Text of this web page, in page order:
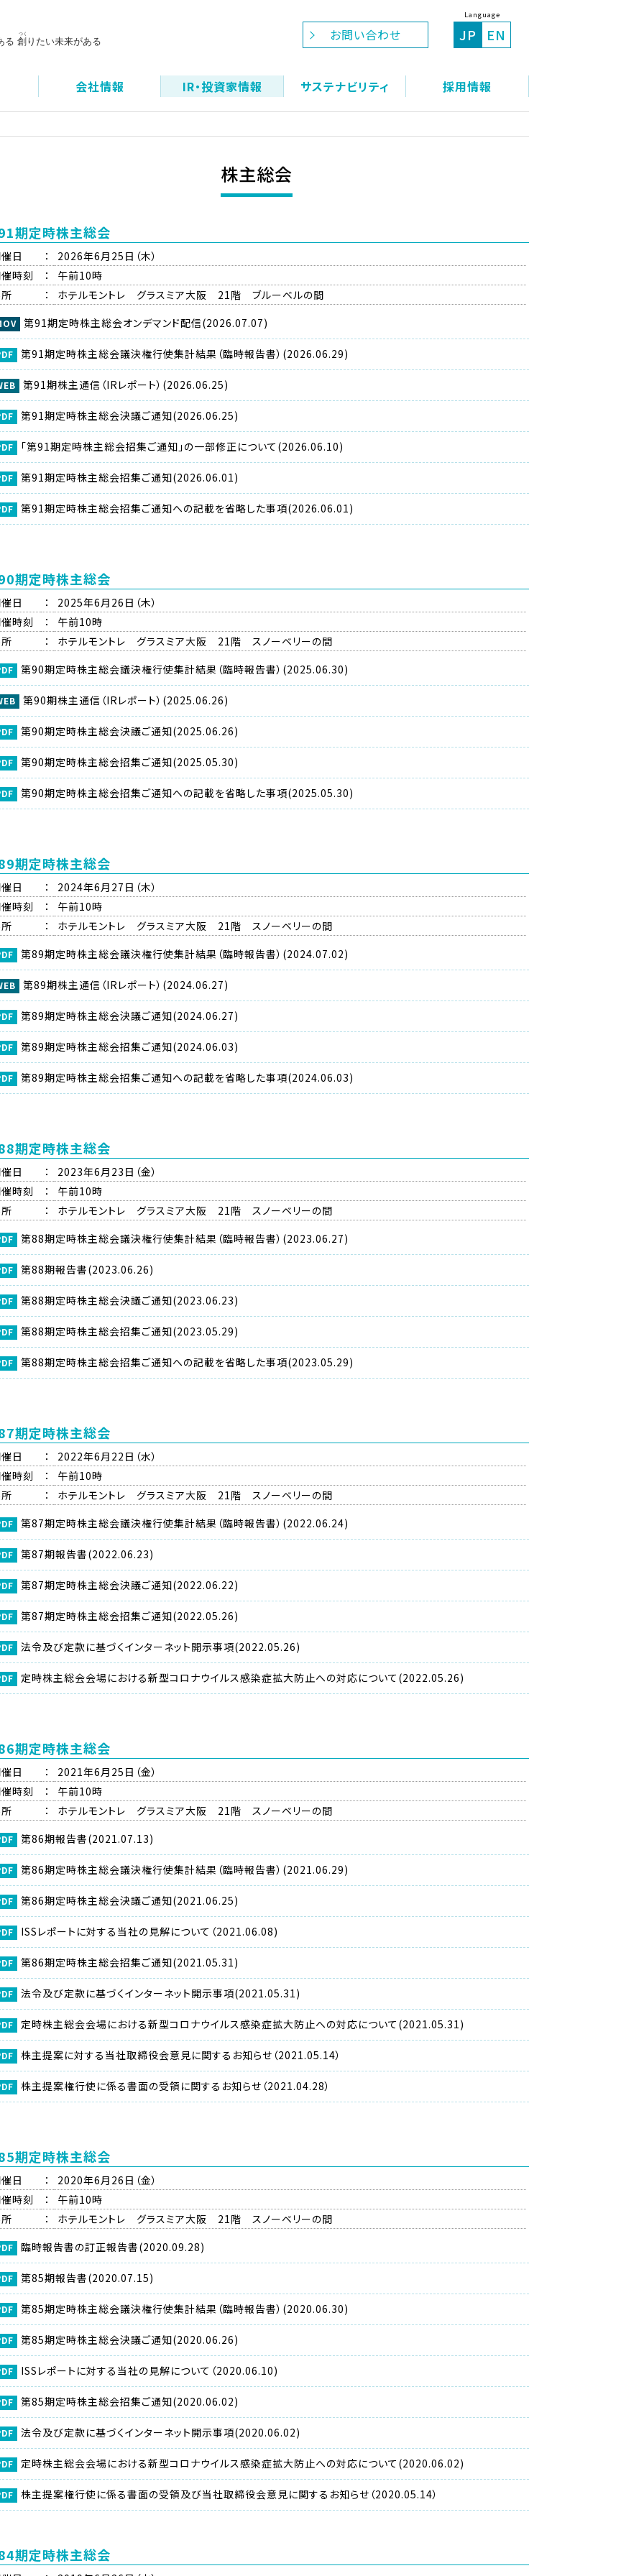
お問い合わせ
Language
JP EN
会社情報 IR・投資家情報 サステナビリティ 採用情報
株主総会
期定時株主総会
日 ：
2026年6月25日（木）
時刻
：
午前10時
：
ホテルモントレ グラスミア大阪 21階 ブルーベルの間
第91期定時株主総会オンデマンド配信(2026.07.07)
第91期定時株主総会議決権行使集計結果（臨時報告書）(2026.06.29)
第91期株主通信（IRレポート）(2026.06.25)
第91期定時株主総会決議ご通知(2026.06.25)
「第91期定時株主総会招集ご通知」の一部修正について(2026.06.10)
第91期定時株主総会招集ご通知(2026.06.01)
第91期定時株主総会招集ご通知への記載を省略した事項(2026.06.01)
期定時株主総会
日 ：
2025年6月26日（木）
時刻
：
午前10時
：
ホテルモントレ グラスミア大阪 21階 スノーベリーの間
第90期定時株主総会議決権行使集計結果（臨時報告書）(2025.06.30)
第90期株主通信（IRレポート）(2025.06.26)
第90期定時株主総会決議ご通知(2025.06.26)
第90期定時株主総会招集ご通知(2025.05.30)
第90期定時株主総会招集ご通知への記載を省略した事項(2025.05.30)
期定時株主総会
日 ：
2024年6月27日（木）
時刻
：
午前10時
：
ホテルモントレ グラスミア大阪 21階 スノーベリーの間
第89期定時株主総会議決権行使集計結果（臨時報告書）(2024.07.02)
第89期株主通信（IRレポート）(2024.06.27)
第89期定時株主総会決議ご通知(2024.06.27)
第89期定時株主総会招集ご通知(2024.06.03)
第89期定時株主総会招集ご通知への記載を省略した事項(2024.06.03)
期定時株主総会
日 ：
2023年6月23日（金）
時刻
：
午前10時
：
ホテルモントレ グラスミア大阪 21階 スノーベリーの間
第88期定時株主総会議決権行使集計結果（臨時報告書）(2023.06.27)
第88期報告書(2023.06.26)
第88期定時株主総会決議ご通知(2023.06.23)
第88期定時株主総会招集ご通知(2023.05.29)
第88期定時株主総会招集ご通知への記載を省略した事項(2023.05.29)
期定時株主総会
日 ：
2022年6月22日（水）
時刻
：
午前10時
：
ホテルモントレ グラスミア大阪 21階 スノーベリーの間
第87期定時株主総会議決権行使集計結果（臨時報告書）(2022.06.24)
第87期報告書(2022.06.23)
第87期定時株主総会決議ご通知(2022.06.22)
第87期定時株主総会招集ご通知(2022.05.26)
法令及び定款に基づくインターネット開示事項(2022.05.26)
定時株主総会会場における新型コロナウイルス感染症拡大防止への対応について(2022.05.26)
期定時株主総会
日 ：
2021年6月25日（金）
時刻
：
午前10時
：
ホテルモントレ グラスミア大阪 21階 スノーベリーの間
第86期報告書(2021.07.13)
第86期定時株主総会議決権行使集計結果（臨時報告書）(2021.06.29)
第86期定時株主総会決議ご通知(2021.06.25)
ISSレポートに対する当社の見解について（2021.06.08)
第86期定時株主総会招集ご通知(2021.05.31)
法令及び定款に基づくインターネット開示事項(2021.05.31)
定時株主総会会場における新型コロナウイルス感染症拡大防止への対応について(2021.05.31)
株主提案に対する当社取締役会意見に関するお知らせ（2021.05.14）
株主提案権行使に係る書面の受領に関するお知らせ（2021.04.28）
期定時株主総会
日 ：
2020年6月26日（金）
時刻
：
午前10時
：
ホテルモントレ グラスミア大阪 21階 スノーベリーの間
臨時報告書の訂正報告書(2020.09.28)
第85期報告書(2020.07.15)
第85期定時株主総会議決権行使集計結果（臨時報告書）(2020.06.30)
第85期定時株主総会決議ご通知(2020.06.26)
ISSレポートに対する当社の見解について（2020.06.10)
第85期定時株主総会招集ご通知(2020.06.02)
法令及び定款に基づくインターネット開示事項(2020.06.02)
定時株主総会会場における新型コロナウイルス感染症拡大防止への対応について(2020.06.02)
株主提案権行使に係る書面の受領及び当社取締役会意見に関するお知らせ（2020.05.14）
期定時株主総会